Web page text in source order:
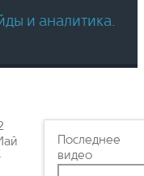
и аналитика.
Последнее
видео